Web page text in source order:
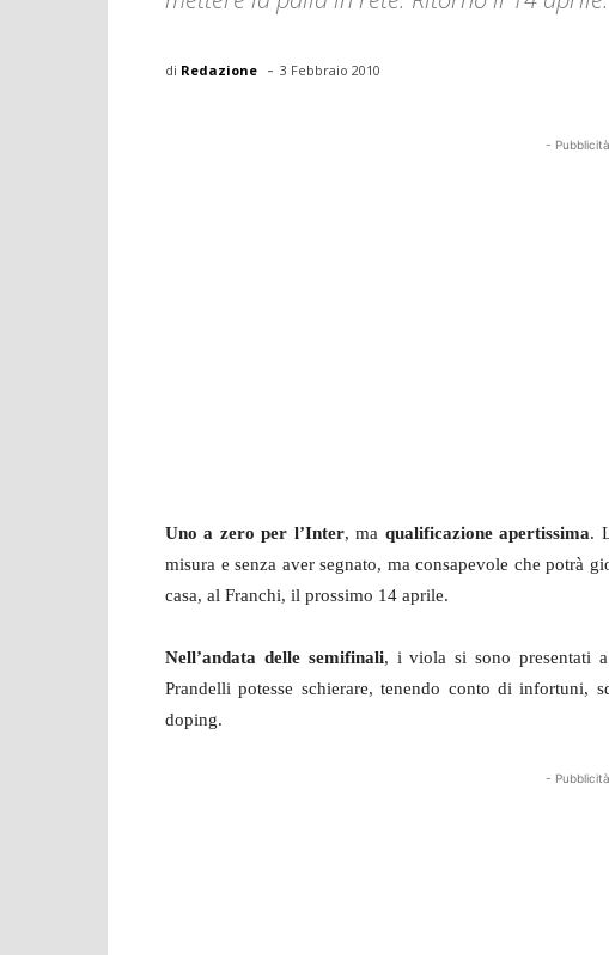
di Redazione - 3 Febbraio 2010
-
Uno a zero per l’Inter, ma qualificazione apertissima.
misura e senza aver segnato, ma consapevole che potrà
casa, al Franchi, il prossimo 14 aprile.
Nell’andata delle semifinali, i viola si sono presentati
Prandelli potesse schierare, tenendo conto di infortuni,
doping.
-